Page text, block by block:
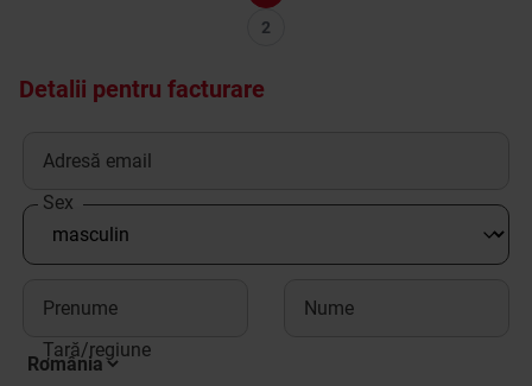
2
Detalii pentru facturare
Adresă email
Sex
Prenume
Nume
Țară/regiune